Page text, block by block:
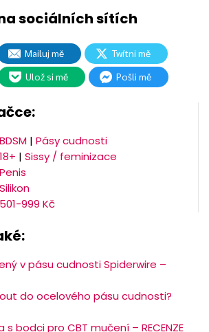
Mailuj mě
Twítni mě
Ulož si mě Pošli mě
BDSM | Pásy cudnosti
18+ | Sissy / feminizace
Penis
Silikon
501-999 Kč
v pásu cudnosti Spiderwire –
do ocelového pásu cudnosti?
bodci pro CBT mučení – RECENZE